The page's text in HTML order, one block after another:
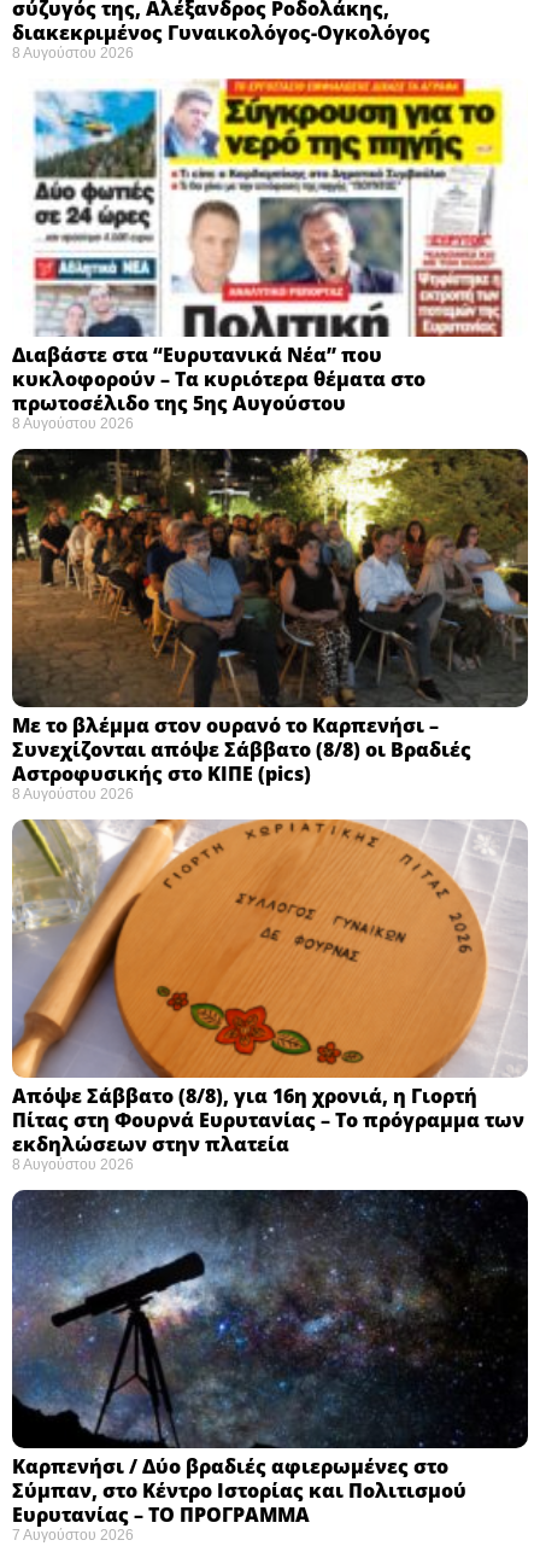
σύζυγός της, Αλέξανδρος Ροδολάκης,
διακεκριμένος Γυναικολόγος-Ογκολόγος
8 Αυγούστου 2026
Διαβάστε στα “Ευρυτανικά Νέα” που
κυκλοφορούν – Τα κυριότερα θέματα στο
πρωτοσέλιδο της 5ης Αυγούστου
8 Αυγούστου 2026
Με το βλέμμα στον ουρανό το Καρπενήσι –
Συνεχίζονται απόψε Σάββατο (8/8) οι Βραδιές
Αστροφυσικής στο ΚΙΠΕ (pics)
8 Αυγούστου 2026
Απόψε Σάββατο (8/8), για 16η χρονιά, η Γιορτή
Πίτας στη Φουρνά Ευρυτανίας – Το πρόγραμμα των
εκδηλώσεων στην πλατεία
8 Αυγούστου 2026
Καρπενήσι / Δύο βραδιές αφιερωμένες στο
Σύμπαν, στο Κέντρο Ιστορίας και Πολιτισμού
Ευρυτανίας – ΤΟ ΠΡΟΓΡΑΜΜΑ
7 Αυγούστου 2026